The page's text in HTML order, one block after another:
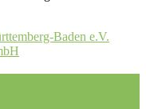
Baden e.V.